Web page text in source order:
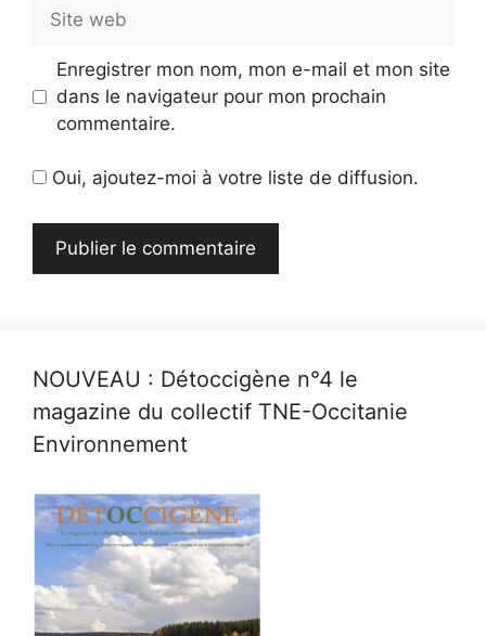
web
Enregistrer mon nom, mon e-mail et mon site
dans le navigateur pour mon prochain
commentaire.
Oui, ajoutez-moi à votre liste de diffusion.
NOUVEAU : Détoccigène n°4 le
magazine du collectif TNE-Occitanie
Environnement